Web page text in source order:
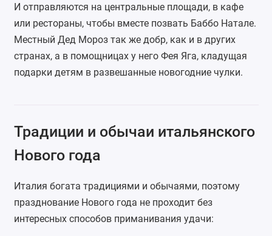
И отправляются на центральные площади, в кафе
или рестораны, чтобы вместе позвать Баббо Натале.
Местный Дед Мороз так же добр, как и в других
странах, а в помощницах у него Фея Яга, кладущая
подарки детям в развешанные новогодние чулки.
Традиции и обычаи итальянского
Нового года
Италия богата традициями и обычаями, поэтому
празднование Нового года не проходит без
интересных способов приманивания удачи: